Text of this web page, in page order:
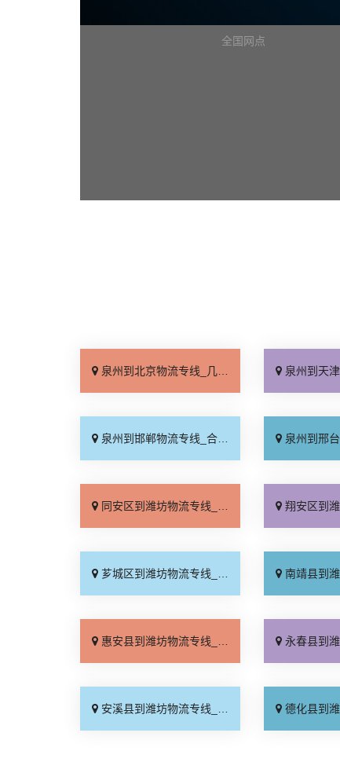
全国网点
泉州到北京物流专线_几天到达「按时送达」 泉州到天津物流专
泉州到邯郸物流专线_合理收费「零担配货」 泉州到邢台物流专
同安区到潍坊物流专线_随叫随到「直达到站」 翔安区到潍坊物流专
芗城区到潍坊物流专线_放心物流「限时必达」 南靖县到潍坊物流专
惠安县到潍坊物流专线_不随意加价「定点发车」 永春县到潍坊物流专
安溪县到潍坊物流专线_多少公里「送货上门」 德化县到潍坊物流专线_